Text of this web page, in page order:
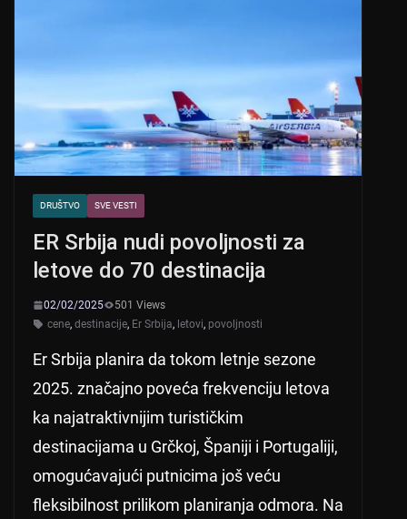
DRUŠTVO SVE VESTI
ER Srbija nudi povoljnosti za
letove do 70 destinacija
02/02/2025
501 Views
cene, destinacije, Er Srbija, letovi, povoljnosti
Er Srbija planira da tokom letnje sezone
2025. značajno poveća frekvenciju letova
ka najatraktivnijim turističkim
destinacijama u Grčkoj, Španiji i Portugaliji,
omogućavajući putnicima još veću
fleksibilnost prilikom planiranja odmora. Na